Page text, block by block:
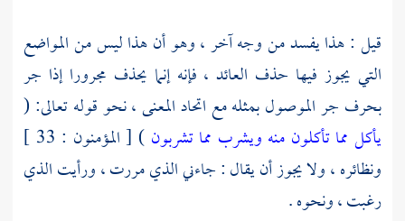
قيل : هذا يفسد من وجه آخر ، وهو أن هذا ليس من المواضع
التي يجوز فيها حذف العائد ، فإنه إنما يحذف مجرورا إذا جر
بحرف جر الموصول بمثله مع اتحاد المعنى ، نحو قوله تعالى: (
يأكل مما تأكلون منه ويشرب مما تشربون
) [ المؤمنون : 33 ]
ونظائره ، ولا يجوز أن يقال : جاءني الذي مررت ، ورأيت الذي
رغبت ، ونحوه .